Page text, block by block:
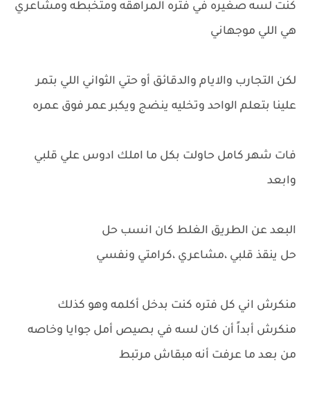
كنت لسه صغيره في فتره المراهقه ومتخبطه ومشاعري
هي اللي موجهاني
لكن التجارب والايام والدقائق أو حتي الثواني اللي بتمر
علينا بتعلم الواحد وتخليه ينضج ويكبر عمر فوق عمره
فات شهر كامل حاولت بكل ما املك ادوس علي قلبي
وابعد
البعد عن الطريق الغلط كان انسب حل
حل ينقذ قلبي ،مشاعري ،كرامتي ونفسي
منكرش اني كل فتره كنت بدخل أكلمه وهو كذلك
منكرش أبداً أن كان لسه في بصيص أمل جوايا وخاصه
من بعد ما عرفت أنه مبقاش مرتبط